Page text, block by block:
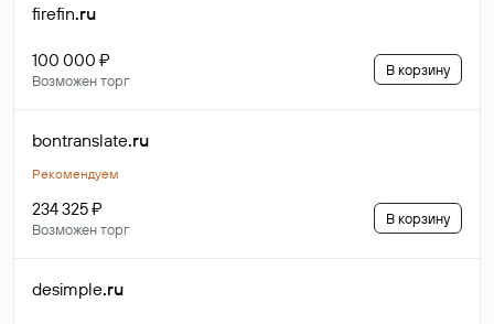
firefin.ru
100 000 ₽
Возможен торг
В корзину
bontranslate.ru
Рекомендуем
234 325 ₽
Возможен торг
В корзину
desimple.ru